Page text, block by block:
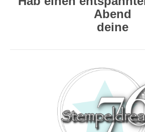
Abend
deine